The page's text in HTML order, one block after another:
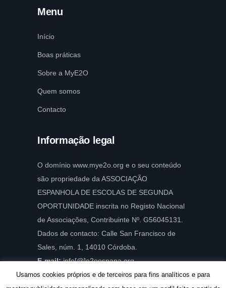
Menu
Início
Boas práticas
Sobre a MyE2O
Quem somos
Contacto
Informação legal
O domínio www.mye2o.org e o seu conteúdo
são propriedade da ASSOCIAÇÃO
ESPANHOLA DE ESCOLAS DE SEGUNDA
OPORTUNIDADE inscrita no Registo Nacional
de Associações, Contribuinte Nº. G56045131.
Dados de contacto: Calle San Francisco de
Sales, núm. 1, 14010 Córdoba.
E-mail:info[@]e2oespana.org.
Usamos cookies próprios e de terceiros para fins analíticos e para